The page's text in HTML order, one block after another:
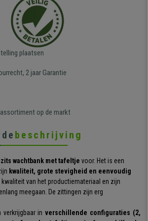
plaatsen
2 jaar Garantie
op de markt
beschrijving
zits wachtbank met tafeltje voor. Het is een
kwaliteit, grote stevigheid en eenvoudig
kwaliteit van het productiemateriaal en zijn
meegaan. De zittingen zijn erg
verkrijgbaar inverschillende configuraties (2,